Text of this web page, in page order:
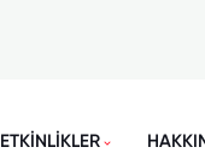
ETKİNLİKLER